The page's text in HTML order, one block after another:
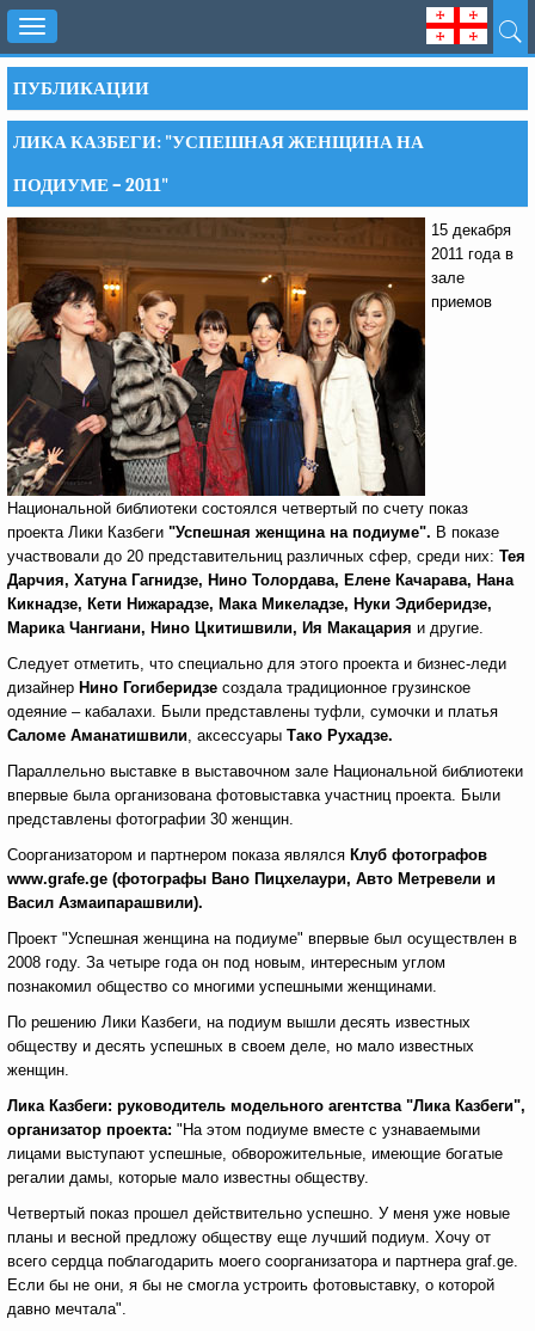
Toggle
navigation
ПУБЛИКАЦИИ
ЛИКА КАЗБЕГИ: "УСПЕШНАЯ ЖЕНЩИНА НА
ПОДИУМЕ – 2011"
15 декабря
2011 года в
зале
приемов
Национальной библиотеки состоялся четвертый по счету показ
проекта Лики Казбеги "Успешная женщина на подиуме". В показе
участвовали до 20 представительниц различных сфер, среди них: Тея
Дарчия, Хатуна Гагнидзе, Нино Толордава, Елене Качарава, Нана
Кикнадзе, Кети Нижарадзе, Мака Микеладзе, Нуки Эдиберидзе,
Марика Чангиани, Нино Цкитишвили, Ия Макацария и другие.
Следует отметить, что специально для этого проекта и бизнес-леди
дизайнер Нино Гогиберидзе создала традиционное грузинское
одеяние – кабалахи. Были представлены туфли, сумочки и платья
Саломе Аманатишвили, аксессуары Тако Рухадзе.
Параллельно выставке в выставочном зале Национальной библиотеки
впервые была организована фотовыставка участниц проекта. Были
представлены фотографии 30 женщин.
Соорганизатором и партнером показа являлся Клуб фотографов
www.grafe.ge (фотографы Вано Пицхелаури, Авто Метревели и
Васил Азмаипарашвили).
Проект "Успешная женщина на подиуме" впервые был осуществлен в
2008 году. За четыре года он под новым, интересным углом
познакомил общество со многими успешными женщинами.
По решению Лики Казбеги, на подиум вышли десять известных
обществу и десять успешных в своем деле, но мало известных
женщин.
Лика Казбеги: руководитель модельного агентства "Лика Казбеги",
организатор проекта: "На этом подиуме вместе с узнаваемыми
лицами выступают успешные, обворожительные, имеющие богатые
регалии дамы, которые мало известны обществу.
Четвертый показ прошел действительно успешно. У меня уже новые
планы и весной предложу обществу еще лучший подиум. Хочу от
всего сердца поблагодарить моего соорганизатора и партнера graf.ge.
Если бы не они, я бы не смогла устроить фотовыставку, о которой
давно мечтала".